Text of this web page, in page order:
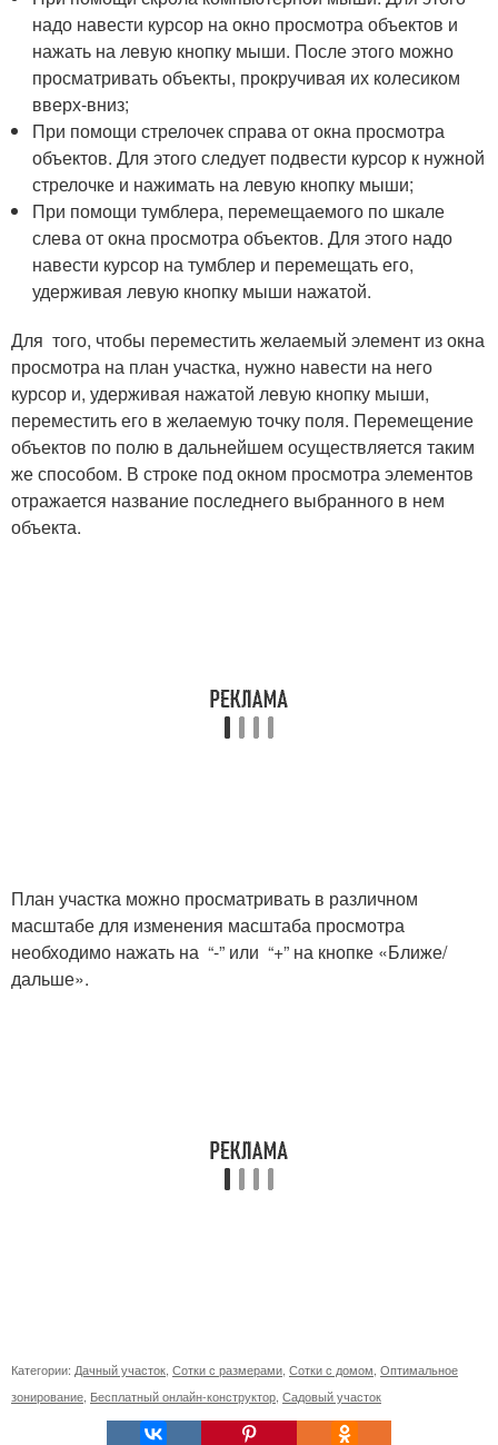
надо навести курсор на окно просмотра объектов и
нажать на левую кнопку мыши. После этого можно
просматривать объекты, прокручивая их колесиком
вверх-вниз;
При помощи стрелочек справа от окна просмотра
объектов. Для этого следует подвести курсор к нужной
стрелочке и нажимать на левую кнопку мыши;
При помощи тумблера, перемещаемого по шкале
слева от окна просмотра объектов. Для этого надо
навести курсор на тумблер и перемещать его,
удерживая левую кнопку мыши нажатой.
Для того, чтобы переместить желаемый элемент из окна
просмотра на план участка, нужно навести на него
курсор и, удерживая нажатой левую кнопку мыши,
переместить его в желаемую точку поля. Перемещение
объектов по полю в дальнейшем осуществляется таким
же способом. В строке под окном просмотра элементов
отражается название последнего выбранного в нем
объекта.
План участка можно просматривать в различном
масштабе для изменения масштаба просмотра
необходимо нажать на “-” или “+” на кнопке «Ближе/
дальше».
Категории: Дачный участок Сотки с размерами Сотки с домом Оптимальное
зонирование Бесплатный онлайн-конструктор Садовый участок